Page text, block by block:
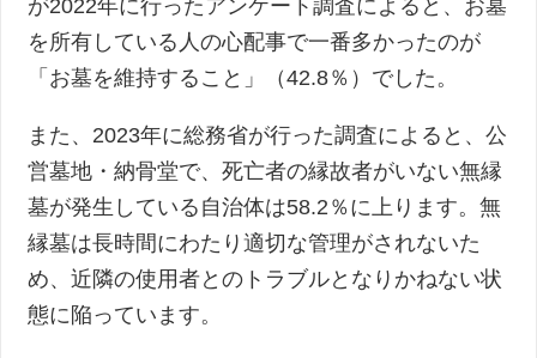
が2022年に行ったアンケート調査によると、お墓
を所有している人の心配事で一番多かったのが
「お墓を維持すること」（42.8％）でした。
また、2023年に総務省が行った調査によると、公
営墓地・納骨堂で、死亡者の縁故者がいない無縁
墓が発生している自治体は58.2％に上ります。無
縁墓は長時間にわたり適切な管理がされないた
め、近隣の使用者とのトラブルとなりかねない状
態に陥っています。